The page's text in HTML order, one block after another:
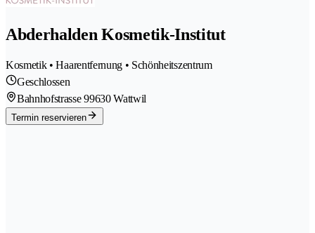
Abderhalden Kosmetik-Institut
Kosmetik • Haarentfernung • Schönheitszentrum
Geschlossen
Bahnhofstrasse 99630 Wattwil
Termin reservieren